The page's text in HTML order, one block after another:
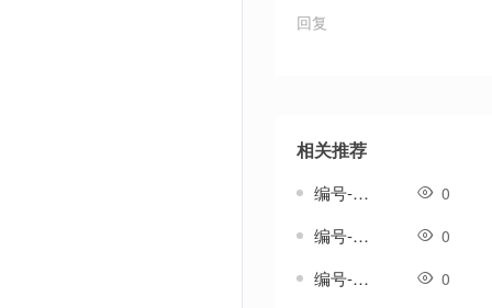
回复
相关推荐
编号-雄浑套-传奇分体剑甲素材 0
编号-雅生涟套-传奇一体剑甲素材 0
编号-雨吟套-传奇一体剑甲素材 0